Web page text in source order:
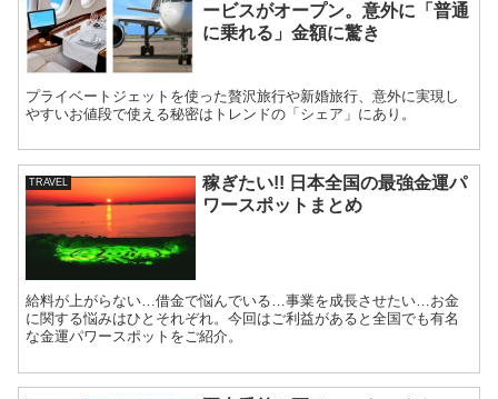
ービスがオープン。意外に「普通
に乗れる」金額に驚き
プライベートジェットを使った贅沢旅行や新婚旅行、意外に実現し
やすいお値段で使える秘密はトレンドの「シェア」にあり。
TRAVEL
稼ぎたい!! 日本全国の最強金運パ
ワースポットまとめ
給料が上がらない…借金で悩んでいる…事業を成長させたい…お金
に関する悩みはひとそれぞれ。今回はご利益があると全国でも有名
な金運パワースポットをご紹介。